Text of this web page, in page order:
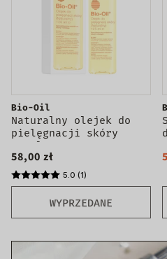
WYPRZEDANE
Bio-Oil
Naturalny olejek do
pielęgnacji skóry
125ml
58,00 zł
5.0 (1)